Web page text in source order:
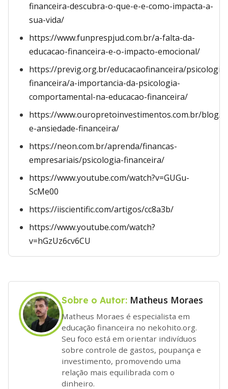
financeira-descubra-o-que-e-e-como-impacta-a-
sua-vida/
https://www.funprespjud.com.br/a-falta-da-
educacao-financeira-e-o-impacto-emocional/
https://previg.org.br/educacaofinanceira/psicologia-
financeira/a-importancia-da-psicologia-
comportamental-na-educacao-financeira/
https://www.ouropretoinvestimentos.com.br/blog/
e-ansiedade-financeira/
https://neon.com.br/aprenda/financas-
empresariais/psicologia-financeira/
https://www.youtube.com/watch?v=GUGu-
ScMe00
https://iiscientific.com/artigos/cc8a3b/
https://www.youtube.com/watch?
v=hGzUz6cv6CU
Sobre o Autor: Matheus Moraes
Matheus Moraes é especialista em
educação financeira no nekohito.org.
Seu foco está em orientar indivíduos
sobre controle de gastos, poupança e
investimento, promovendo uma
relação mais equilibrada com o
dinheiro.